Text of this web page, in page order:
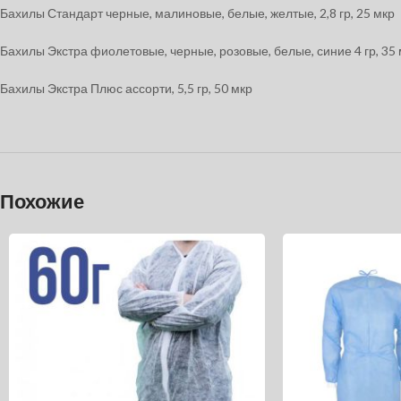
Бахилы Стандарт черные, малиновые, белые, желтые, 2,8 гр, 25 мкр
Бахилы Экстра фиолетовые, черные, розовые, белые, синие 4 гр, 35
Бахилы Экстра Плюс ассорти, 5,5 гр, 50 мкр
Похожие